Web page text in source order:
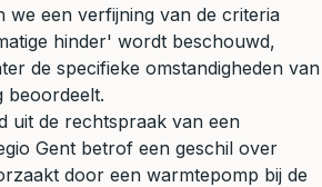
we een verfijning van de criteria
hinder' wordt beschouwd,
de specifieke omstandigheden van
beoordeelt.
uit de rechtspraak van een
Gent betrof een geschil over
door een warmtepomp bij de